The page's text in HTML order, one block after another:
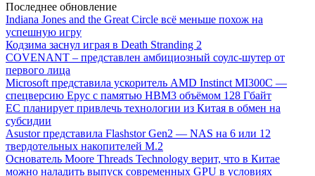
Последнее обновление
Indiana Jones and the Great Circle всё меньше похож на
успешную игру
Кодзима заснул играя в Death Stranding 2
COVENANT – представлен амбициозный соулс-шутер от
первого лица
Microsoft представила ускоритель AMD Instinct MI300C —
спецверсию Epyc с памятью HBM3 объёмом 128 Гбайт
ЕС планирует привлечь технологии из Китая в обмен на
субсидии
Asustor представила Flashstor Gen2 — NAS на 6 или 12
твердотельных накопителей M.2
Основатель Moore Threads Technology верит, что в Китае
можно наладить выпуск современных GPU в условиях